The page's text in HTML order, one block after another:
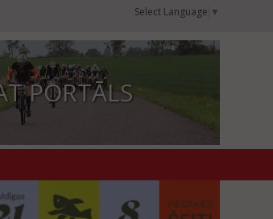
Select Language ▼
PORTĀLS